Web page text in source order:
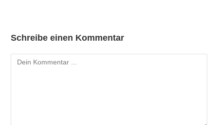
Schreibe einen Kommentar